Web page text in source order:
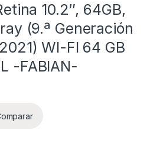
10.2″, 64GB,
(9.ª Generación
WI-FI 64 GB
-FABIAN-